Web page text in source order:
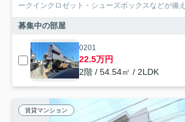
ークインクロゼット・シューズボックスなどが備
募集中の部屋
0201
22.5万円
2階 / 54.54㎡ / 2LDK
賃貸マンション